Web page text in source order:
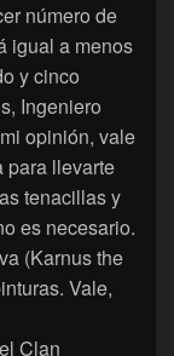
número de
igual a menos
y cinco
Ingeniero
opinión, vale
para llevarte
tenacillas y
es necesario.
(Karnus the
Vale,
Clan